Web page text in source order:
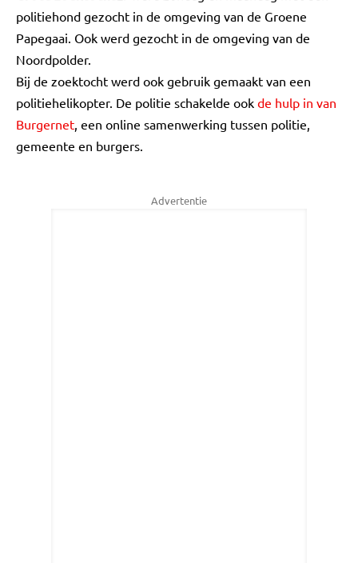
politiehond gezocht in de omgeving van de Groene
Papegaai. Ook werd gezocht in de omgeving van de
Noordpolder.
Bij de zoektocht werd ook gebruik gemaakt van een
politiehelikopter. De politie schakelde ook de hulp in van
Burgernet, een online samenwerking tussen politie,
gemeente en burgers.
Advertentie